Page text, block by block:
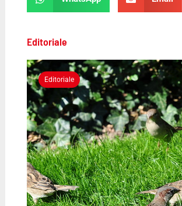
Editoriale
Editoriale